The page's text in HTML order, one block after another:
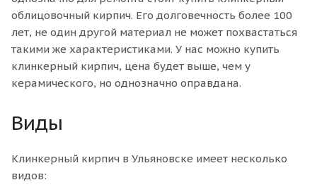
облицовочный кирпич. Его долговечность более 100
лет, не один другой материал не может похвастаться
такими же характеристиками. У нас можно купить
клинкерный кирпич, цена будет выше, чем у
керамического, но однозначно оправдана.
Виды
Клинкерный кирпич в Ульяновске имеет несколько
видов: